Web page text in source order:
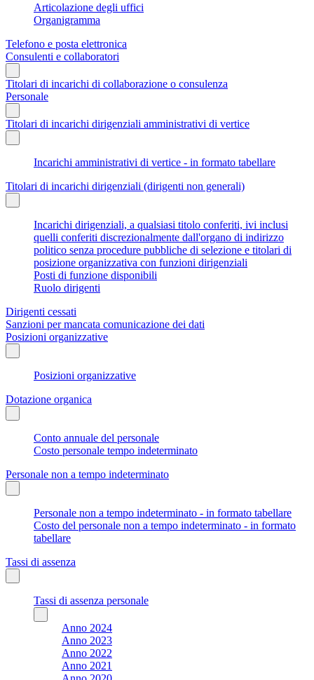
Articolazione degli uffici
Organigramma
Telefono e posta elettronica
Consulenti e collaboratori
Titolari di incarichi di collaborazione o consulenza
Personale
Titolari di incarichi dirigenziali amministrativi di vertice
Incarichi amministrativi di vertice - in formato tabellare
Titolari di incarichi dirigenziali (dirigenti non generali)
Incarichi dirigenziali, a qualsiasi titolo conferiti, ivi inclusi
quelli conferiti discrezionalmente dall'organo di indirizzo
politico senza procedure pubbliche di selezione e titolari di
posizione organizzativa con funzioni dirigenziali
Posti di funzione disponibili
Ruolo dirigenti
Dirigenti cessati
Sanzioni per mancata comunicazione dei dati
Posizioni organizzative
Posizioni organizzative
Dotazione organica
Conto annuale del personale
Costo personale tempo indeterminato
Personale non a tempo indeterminato
Personale non a tempo indeterminato - in formato tabellare
Costo del personale non a tempo indeterminato - in formato
tabellare
Tassi di assenza
Tassi di assenza personale
Anno 2024
Anno 2023
Anno 2022
Anno 2021